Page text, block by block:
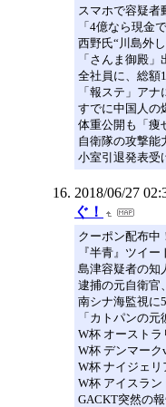
スマホで容疑者
「4億なら現金
西野氏“川島外
「さんま御殿
全社員に、総額
「報ステ」ア
すでに中国人の
体重公開も「痩
自衛隊の攻撃能
小室引退発表受
2018/06/27
ぐ！
クーポン配布中
『半青』ツイ
島津容疑者の知
逮捕の元自衛官
南シナ海監視に
「カトパンの
W杯 オーストラ
W杯 デンマーク
W杯 ナイジェリ
W杯 アイスラン
GACKT突然の